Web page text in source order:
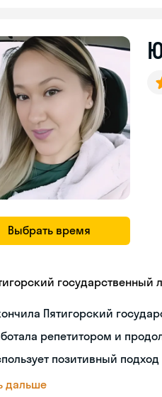
Выбрать время
государственный
Пятигорский
репетитором и
позитивный
дальше